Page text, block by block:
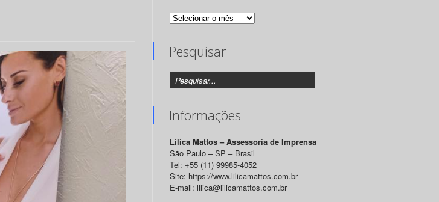
Arquivo
Pesquisar
Informações
Lilica Mattos – Assessoria de Imprensa
São Paulo – SP – Brasil
Tel: +55 (11) 99985-4052
Site: https://www.lilicamattos.com.br
E-mail: lilica@lilicamattos.com.br